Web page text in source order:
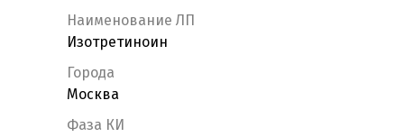
Наименование ЛП
Изотретиноин
Города
Москва
Фаза КИ